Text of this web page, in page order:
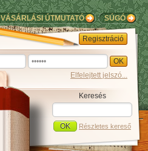
SÚGÓ
VÁSÁRLÁSI ÚTMUTATÓ
Regisztráció
Elfelejtett jelszó...
Keresés
Részletes kereső